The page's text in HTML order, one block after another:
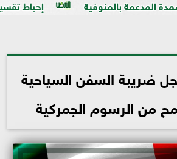
إحباط تقسيم قطعة أرض على مساحة 2000
ضريبة السفن السياحية
من الرسوم الجمركية